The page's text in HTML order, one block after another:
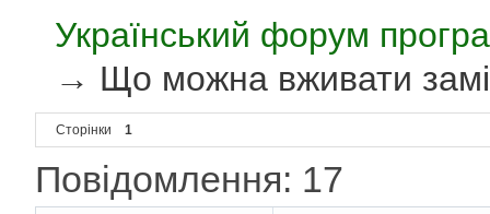
Український форум
→ Що можна вживати
Сторінки 1
Повідомлення: 17